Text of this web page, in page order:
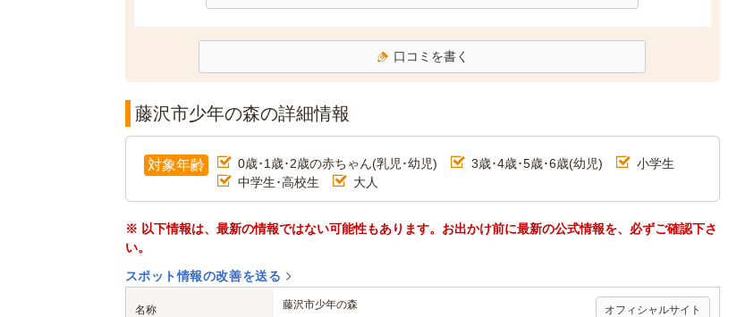
口コミを書く
藤沢市少年の森の詳細情報
対象年齢 0歳･1歳･2歳の赤ちゃん(乳児･幼児) 3歳･4歳･5歳･6歳(幼児)
小学生
中学生･高校生
大人
※ 以下情報は、最新の情報ではない可能性もあります。お出かけ前に最新の公式情報を、必ずご確認下さ
い。
スポット情報の改善を送る
名称 藤沢市少年の森 オフィシャルサイト